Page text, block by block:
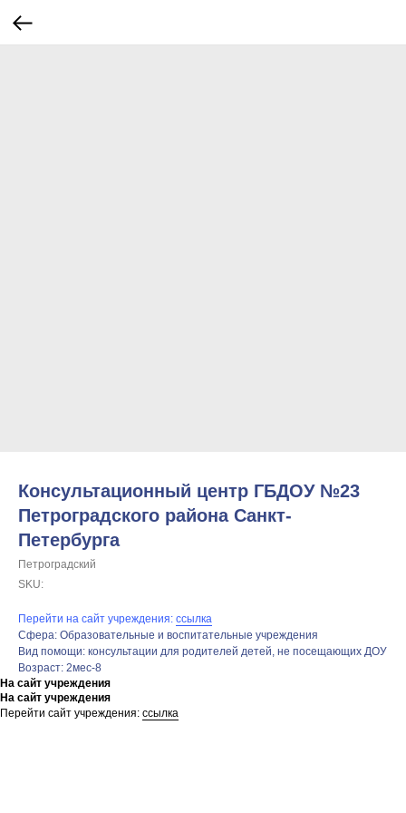
Консультационный центр ГБДОУ №23
Петроградского района Санкт-
Петербурга
Петроградский
SKU:
Перейти на сайт учреждения: ссылка
Сфера: Образовательные и воспитательные учреждения
Вид помощи: консультации для родителей детей, не посещающих ДОУ
Возраст: 2мес-8
На сайт учреждения
На сайт учреждения
Перейти сайт учреждения: ссылка